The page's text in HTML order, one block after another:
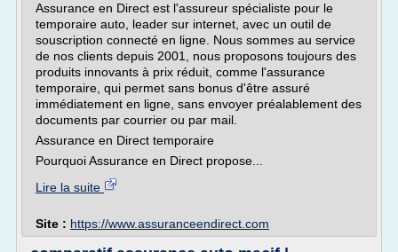
Assurance en Direct est l'assureur spécialiste pour le
temporaire auto, leader sur internet, avec un outil de
souscription connecté en ligne. Nous sommes au service
de nos clients depuis 2001, nous proposons toujours des
produits innovants à prix réduit, comme l'assurance
temporaire, qui permet sans bonus d'être assuré
immédiatement en ligne, sans envoyer préalablement des
documents par courrier ou par mail.
Assurance en Direct temporaire
Pourquoi Assurance en Direct propose...
Lire la suite
Site : https://www.assuranceendirect.com